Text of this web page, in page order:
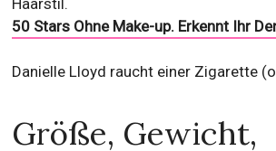
Haarstil.
50 Stars Ohne Make-up. Erkennt Ihr
Danielle Lloyd raucht einer Zigarette
Größe, Gewicht,